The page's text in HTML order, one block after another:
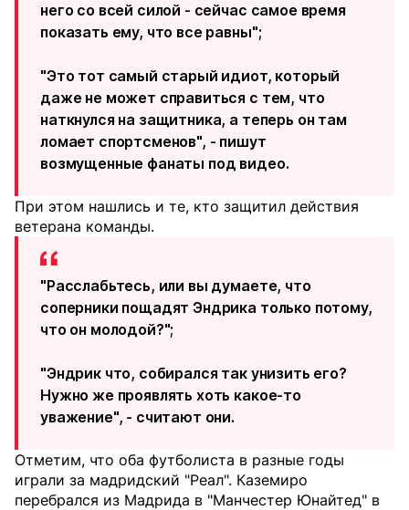
него со всей силой - сейчас самое время
показать ему, что все равны";
"Это тот самый старый идиот, который
даже не может справиться с тем, что
наткнулся на защитника, а теперь он там
ломает спортсменов", - пишут
возмущенные фанаты под видео.
При этом нашлись и те, кто защитил действия
ветерана команды.
"Расслабьтесь, или вы думаете, что
соперники пощадят Эндрика только потому,
что он молодой?";
"Эндрик что, собирался так унизить его?
Нужно же проявлять хоть какое-то
уважение", - считают они.
Отметим, что оба футболиста в разные годы
играли за мадридский "Реал". Каземиро
перебрался из Мадрида в "Манчестер Юнайтед" в